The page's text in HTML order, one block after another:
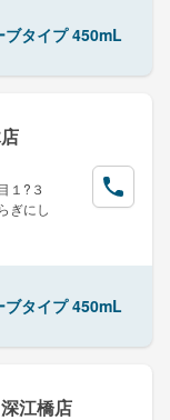
ブタイプ 450mL
１?３
ぎにし
ブタイプ 450mL
江橋店